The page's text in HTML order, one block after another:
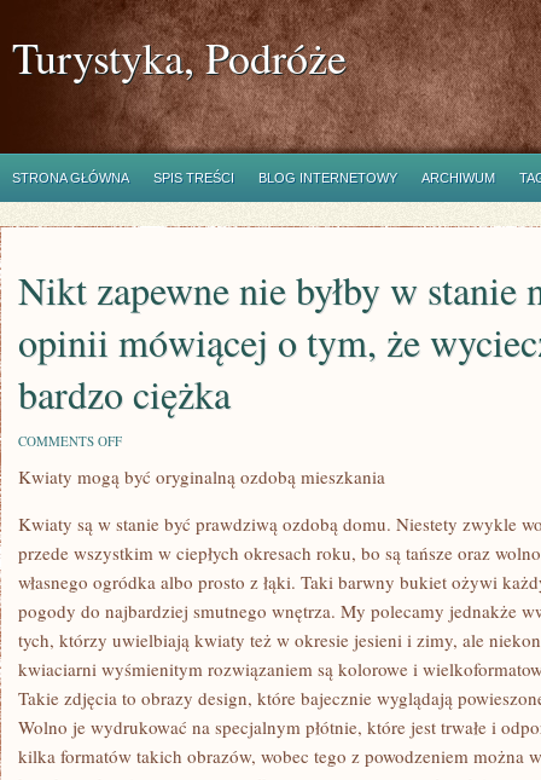
Turystyka, Podróże
STRONA GŁÓWNA SPIS TREŚCI BLOG INTERNETOWY ARCHIWUM
Nikt zapewne nie byłby w stanie
opinii mówiącej o tym, że
bardzo ciężka
COMMENTS OFFON
ZAPEWNE
NIE
W
STANIE
NADSZARPNĄĆ
OPINII
MÓWIĄCEJ
O
TYM,
WYCIECZKA
W
JEST
BARDZO
CIĘŻKA
Kwiaty mogą być oryginalną ozdobą mieszkania
Kwiaty są w stanie być prawdziwą ozdobą domu. Niestety zwykle
przede wszystkim w ciepłych okresach roku, bo są tańsze oraz
własnego ogródka albo prosto z łąki. Taki barwny bukiet ożywi
pogody do najbardziej smutnego wnętrza. My polecamy jednakże
tych, którzy uwielbiają kwiaty też w okresie jesieni i zimy, ale
kwiaciarni wyśmienitym rozwiązaniem są kolorowe i
Takie zdjęcia to obrazy design, które bajecznie wyglądają
Wolno je wydrukować na specjalnym płótnie, które jest trwałe i
kilka formatów takich obrazów, wobec tego z powodzeniem można